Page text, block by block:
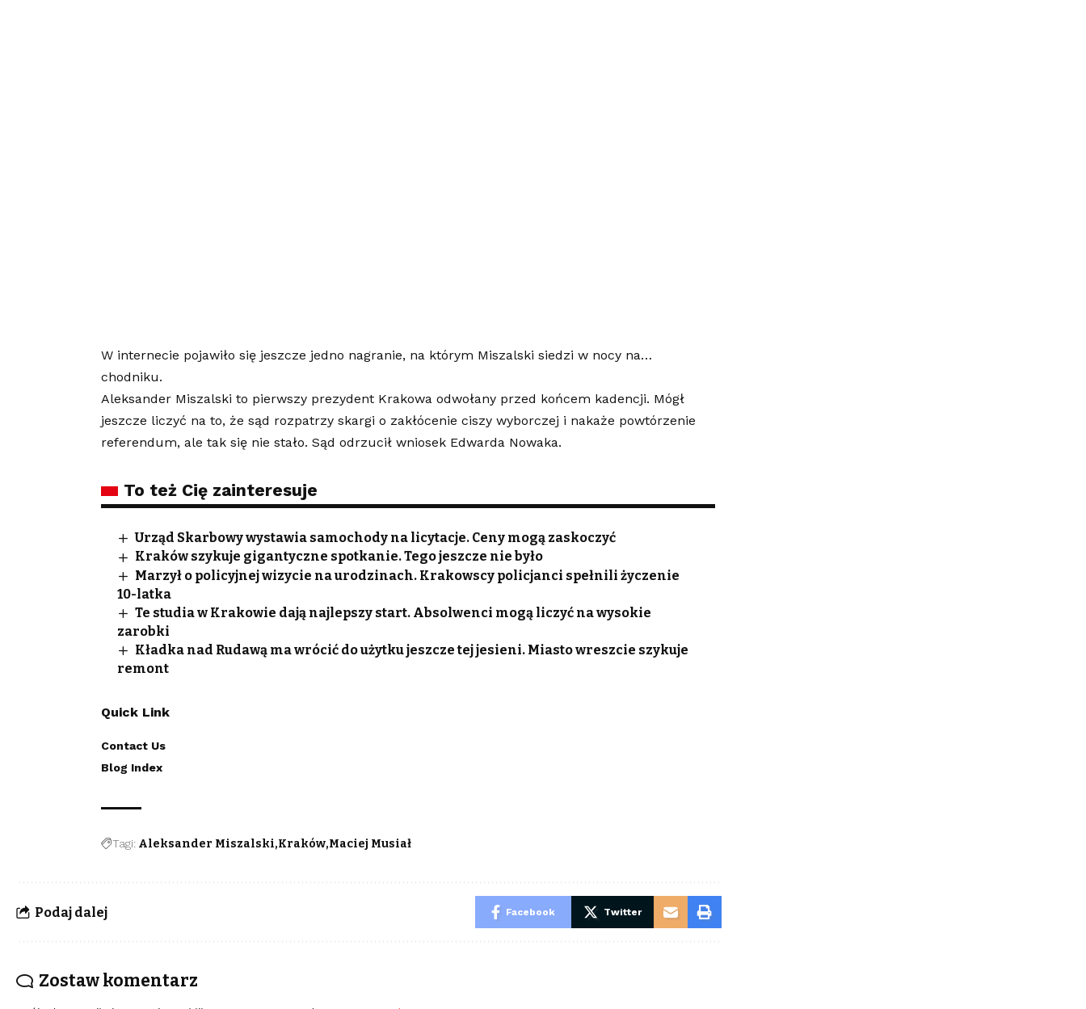
W internecie pojawiło się jeszcze jedno nagranie, na którym Miszalski siedzi w nocy na…
chodniku.
Aleksander Miszalski to pierwszy prezydent Krakowa odwołany przed końcem kadencji. Mógł
jeszcze liczyć na to, że sąd rozpatrzy skargi o zakłócenie ciszy wyborczej i nakaże powtórzenie
referendum, ale tak się nie stało. Sąd odrzucił wniosek Edwarda Nowaka.
To też Cię zainteresuje
Urząd Skarbowy wystawia samochody na licytacje. Ceny mogą zaskoczyć
Kraków szykuje gigantyczne spotkanie. Tego jeszcze nie było
Marzył o policyjnej wizycie na urodzinach. Krakowscy policjanci spełnili życzenie
10-latka
Te studia w Krakowie dają najlepszy start. Absolwenci mogą liczyć na wysokie
zarobki
Kładka nad Rudawą ma wrócić do użytku jeszcze tej jesieni. Miasto wreszcie szykuje
remont
Quick Link
Contact Us
Blog Index
Tagi: Aleksander Miszalski Kraków Maciej Musiał
Podaj dalej Facebook Twitter
Zostaw komentarz